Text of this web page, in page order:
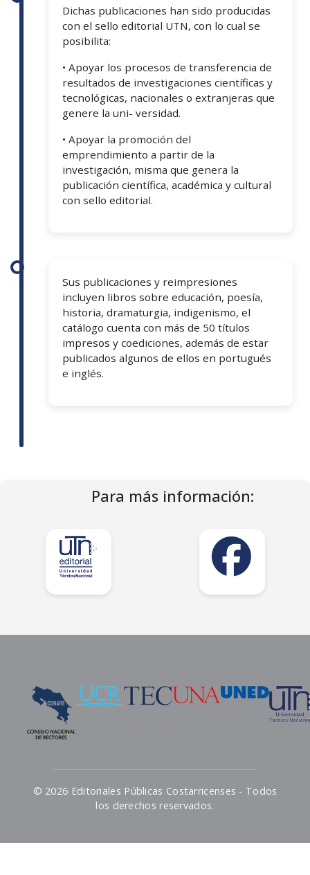
Dichas publicaciones han sido producidas
con el sello editorial UTN, con lo cual se
posibilita:
• Apoyar los procesos de transferencia de
resultados de investigaciones científicas y
tecnológicas, nacionales o extranjeras que
genere la uni- versidad.
• Apoyar la promoción del
emprendimiento a partir de la
investigación, misma que genera la
publicación científica, académica y cultural
con sello editorial.
Sus publicaciones y reimpresiones
incluyen libros sobre educación, poesía,
historia, dramaturgia, indigenismo, el
catálogo cuenta con más de 50 títulos
impresos y coediciones, además de estar
publicados algunos de ellos en portugués
e inglés.
Para más información:
© 2026 Editoriales Públicas Costarricenses - Todos
los derechos reservados.